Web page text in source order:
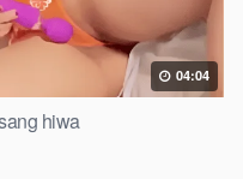
04:04
hiwa